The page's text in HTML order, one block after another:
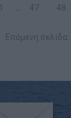
1 … 47 48
Επόμενη σελίδα: »